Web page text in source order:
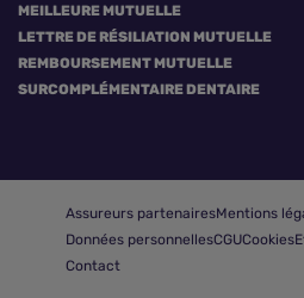
MEILLEURE MUTUELLE
LETTRE DE RÉSILIATION MUTUELLE
REMBOURSEMENT MUTUELLE
SURCOMPLÉMENTAIRE DENTAIRE
Assureurs partenairesMentions
Données personnellesCGUCookies
Contact